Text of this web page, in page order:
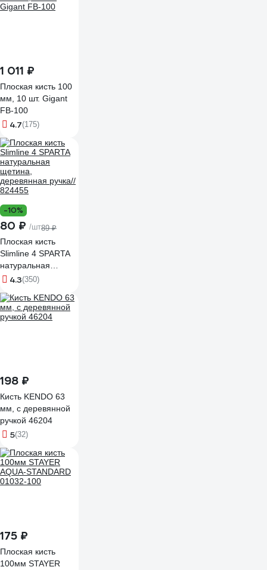
масляных красок)
1 011 ₽
Плоская кисть 100
мм, 10 шт. Gigant
FB-100
4.7(175)
-10%
80 ₽ /шт89 ₽
Плоская кисть
Slimline 4 SPARTA
натуральная
щетина,
824455
4.3(350)
198 ₽
Кисть KENDO 63
мм, с деревянной
ручкой 46204
5(32)
175 ₽
Плоская кисть
100мм STAYER